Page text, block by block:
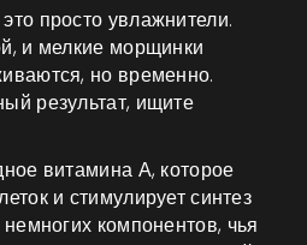
просто увлажнители.
и мелкие морщинки
но временно.
результат, ищите
витамина А, которое
и стимулирует синтез
компонентов, чья